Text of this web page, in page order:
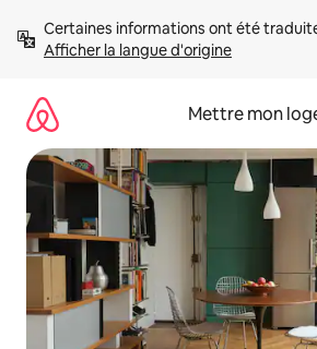
directement
Afficher la langue d'origine
Mettre mon